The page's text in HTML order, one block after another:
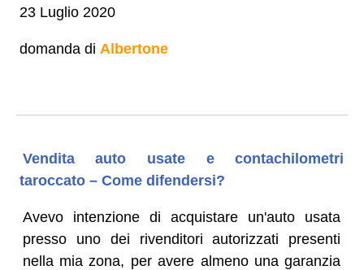
23 Luglio 2020
domanda di Albertone
Vendita auto usate e contachilometri
taroccato – Come difendersi?
Avevo intenzione di acquistare un'auto usata
presso uno dei rivenditori autorizzati presenti
nella mia zona, per avere almeno una garanzia